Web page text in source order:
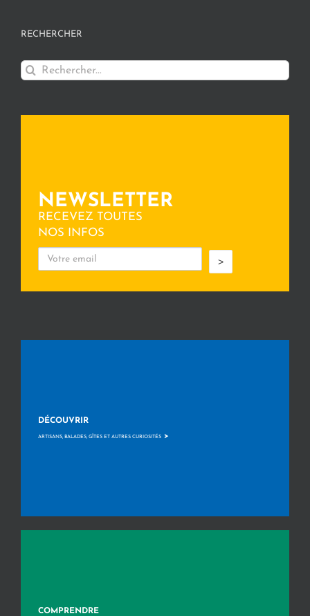
RECHERCHER
Rechercher:
NEWSLETTER
RECEVEZ TOUTES
NOS INFOS
>
DÉCOUVRIR
ARTISANS, BALADES, GÎTES ET AUTRES CURIOSITÉS >
COMPRENDRE